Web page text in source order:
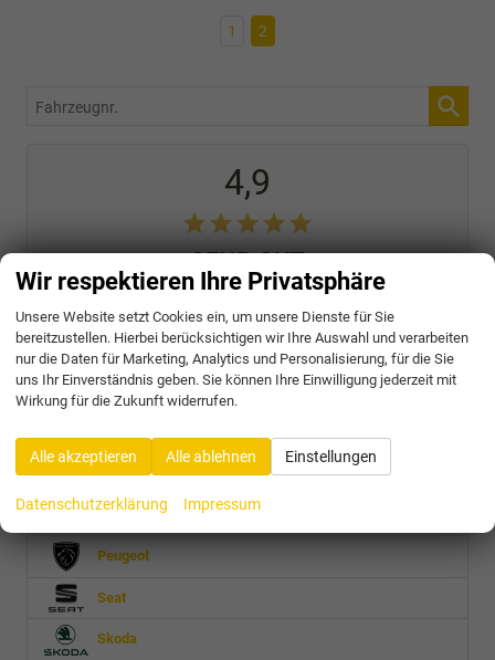
1 2
Fahrzeugnr.
4,9
SEHR GUT
Alle Bewertungen anzeigen >
Audi
Nissan
Opel
Peugeot
Seat
Skoda
Wir respektieren Ihre Privatsphäre
Unsere Website setzt Cookies ein, um unsere Dienste für Sie
bereitzustellen. Hierbei berücksichtigen wir Ihre Auswahl und verarbeiten
nur die Daten für Marketing, Analytics und Personalisierung, für die Sie
uns Ihr Einverständnis geben. Sie können Ihre Einwilligung jederzeit mit
Wirkung für die Zukunft widerrufen.
Alle akzeptieren Alle ablehnen Einstellungen
Datenschutzerklärung Impressum